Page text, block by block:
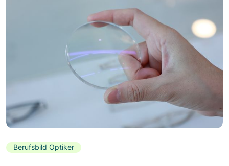
Berufsbild Optiker